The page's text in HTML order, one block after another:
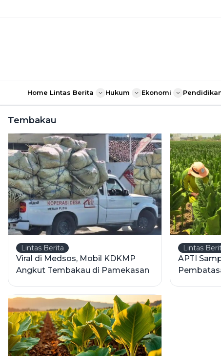
Home Lintas Berita Hukum Ekonomi
Tembakau
Lintas Berita
Viral di Medsos, Mobil KDKMP
Angkut Tembakau di Pamekasan
Lintas
APTI